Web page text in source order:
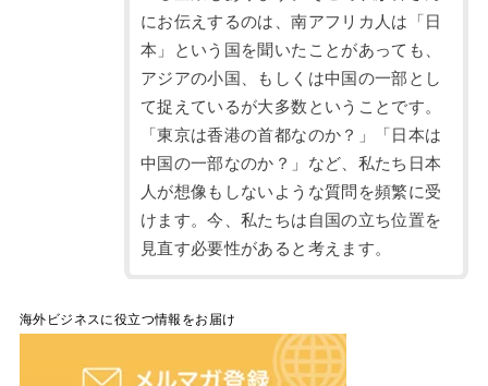
にお伝えするのは、南アフリカ人は「日
本」という国を聞いたことがあっても、
アジアの小国、もしくは中国の一部とし
て捉えているが大多数ということです。
「東京は香港の首都なのか？」「日本は
中国の一部なのか？」など、私たち日本
人が想像もしないような質問を頻繁に受
けます。今、私たちは自国の立ち位置を
見直す必要性があると考えます。
海外ビジネスに役立つ情報をお届け